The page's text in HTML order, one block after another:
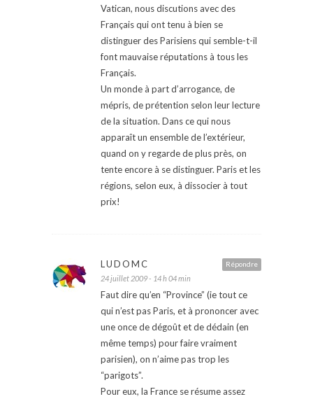
Vatican, nous discutions avec des
Français qui ont tenu à bien se
distinguer des Parisiens qui semble-t-il
font mauvaise réputations à tous les
Français.
Un monde à part d’arrogance, de
mépris, de prétention selon leur lecture
de la situation. Dans ce qui nous
apparaît un ensemble de l’extérieur,
quand on y regarde de plus près, on
tente encore à se distinguer. Paris et les
régions, selon eux, à dissocier à tout
prix!
Répondre
LUDOMC
24 juillet 2009 - 14 h 04 min
Faut dire qu’en “Province” (ie tout ce
qui n’est pas Paris, et à prononcer avec
une once de dégoût et de dédain (en
même temps) pour faire vraiment
parisien), on n’aime pas trop les
“parigots”.
Pour eux, la France se résume assez